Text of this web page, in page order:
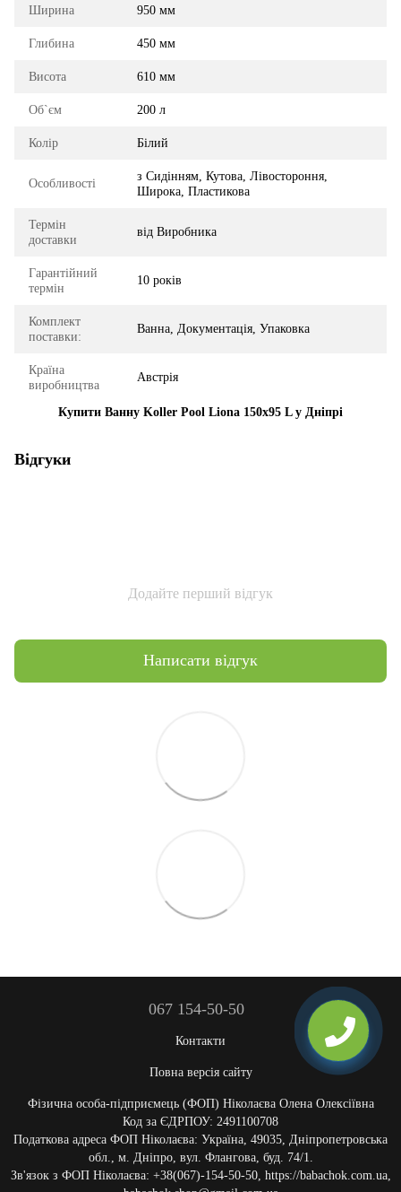
Ширина 950 мм
Глибина 450 мм
Висота 610 мм
Об`єм 200 л
Колір Білий
Особливості
з Сидінням, Кутова, Лівостороння,
Широка, Пластикова
Термін
доставки
від Виробника
Гарантійний
термін
10 років
Комплект
поставки:
Ванна, Документація, Упаковка
Країна
виробництва
Австрія
Купити Ванну Koller Pool Liona 150x95 L у Дніпрі
Відгуки
Додайте перший відгук
Написати відгук
067 154-50-50
Контакти
Повна версія сайту
Фізична особа-підприємець (ФОП) Ніколаєва Олена Олексіївна
Код за ЄДРПОУ: 2491100708
Податкова адреса ФОП Ніколаєва: Україна, 49035, Дніпропетровська
обл., м. Дніпро, вул. Флангова, буд. 74/1.
Зв'язок з ФОП Ніколаєва: +38(067)-154-50-50, https://babachok.com.ua,